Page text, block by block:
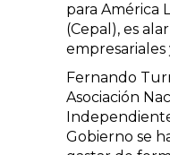
para América
(Cepal), es
empresariales
Fernando
Asociación
Gobierno se